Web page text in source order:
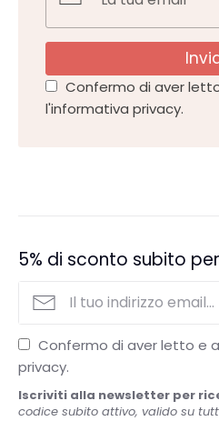
Confermo di aver
l'informativa privacy.
5% di sconto subito
Confermo di aver letto e
privacy.
Iscriviti alla newsletter per
codice subito attivo, valido su